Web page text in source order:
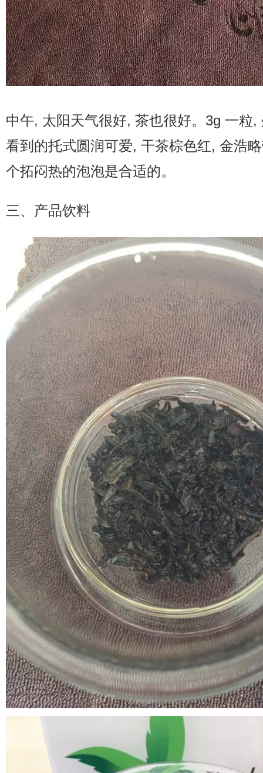
中午, 太阳天气很好, 茶也很好。3g 一粒
看到的托式圆润可爱, 干茶棕色红, 金浩
个拓闷热的泡泡是合适的。
三、产品饮料